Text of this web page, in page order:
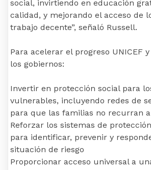
social, invirtiendo en educación
calidad, y mejorando el acceso de
trabajo decente”, señaló Russell.
Para acelerar el progreso UNICEF
los gobiernos:
Invertir en protección social para
vulnerables, incluyendo redes de
para que las familias no recurran
Reforzar los sistemas de
para identificar, prevenir y
situación de riesgo
Proporcionar acceso universal a